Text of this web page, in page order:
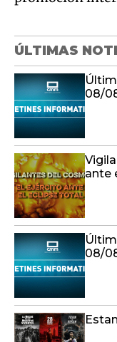
ÚLTIMAS
08/
ante
08/